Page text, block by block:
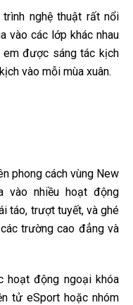
nghệ thuật rất nổi
vào các lớp khác nhau
được sáng tác kịch
vào mỗi mùa xuân.
phong cách vùng New
vào nhiều hoạt động
táo, trượt tuyết, và ghé
trường cao đẳng và
hoạt động ngoại khóa
tử eSport hoặc nhóm